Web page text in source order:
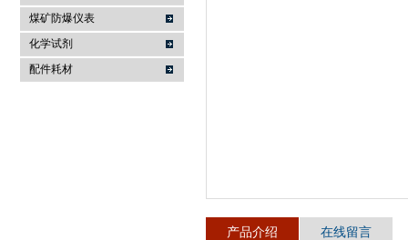
煤矿防爆仪表
化学试剂
配件耗材
产品介绍 在线留言